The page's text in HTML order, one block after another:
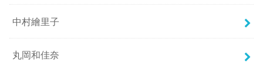
中村繪里子
丸岡和佳奈